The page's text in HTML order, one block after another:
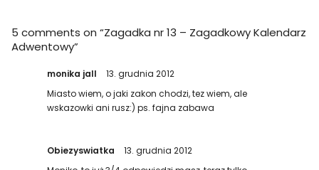
5 comments on “Zagadka nr 13 – Zagadkowy Kalendarz
Adwentowy”
monika jall
13. grudnia 2012
Miasto wiem, o jaki zakon chodzi, tez wiem, ale
wskazowki ani rusz:) ps. fajna zabawa
Obiezyswiatka
13. grudnia 2012